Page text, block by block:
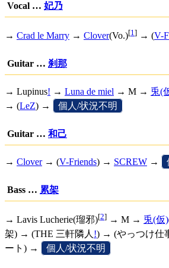
Vocal … 妃乃
→ Crad le Marry → Clover(Vo.)[1] → (V-
Guitar … 刹那
→ Lupinus! → Luna de miel → M → 兎(
→ (LeZ) → 個人/状況不明
Guitar … 和己
→ Clover→ (V-Friends) → SCREW →
Bass … 累架
→ Lavis Lucherie(瑠邪)[2] → M → 兎(仮)
架) → (THE 三軒隣人 !) → (やっつけ仕
ート) →
個人/状況不明